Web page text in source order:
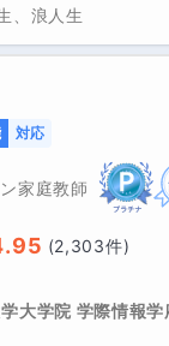
、浪人生
対応
家庭教師
(2,303件)
大学院 学際情報学